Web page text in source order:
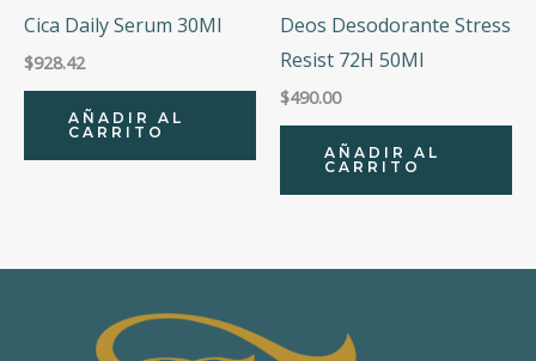
Cica Daily Serum 30Ml
$928.42
AÑADIR AL
CARRITO
Deos Desodorante Stress
Resist 72H 50Ml
$490.00
AÑADIR AL
CARRITO